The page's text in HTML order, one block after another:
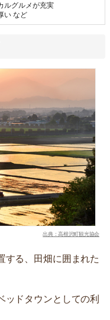
ルグルメが充実
い など
出典：高根沢町観光協会
する、田畑に囲まれた
ッドタウンとしての利